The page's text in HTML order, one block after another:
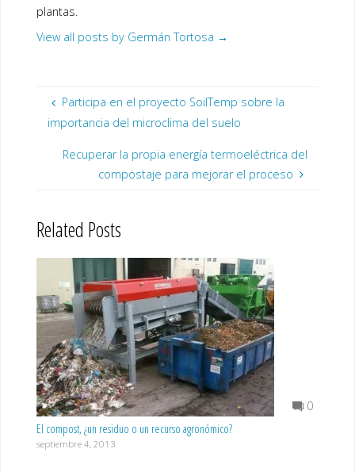
plantas.
View all posts by Germán Tortosa →
Participa en el proyecto SoilTemp sobre la
importancia del microclima del suelo
Recuperar la propia energía termoeléctrica del
compostaje para mejorar el proceso
Related Posts
0
El compost, ¿un residuo o un recurso agronómico?
septiembre 4, 2013